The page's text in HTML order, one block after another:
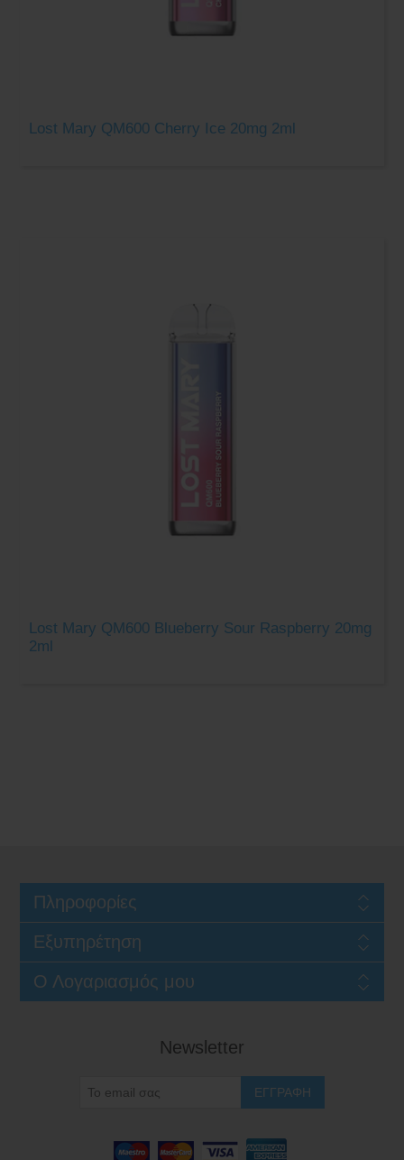
Lost Mary QM600 Cherry Ice 20mg 2ml
Lost Mary QM600 Blueberry Sour Raspberry 20mg
2ml
Πληροφορίες
Εξυπηρέτηση
Ο Λογαριασμός μου
Newsletter